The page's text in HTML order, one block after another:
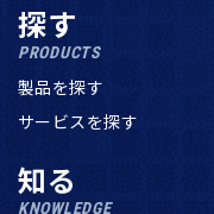
探す
PRODUCTS
製品を探す
サービスを探す
知る
KNOWLEDGE